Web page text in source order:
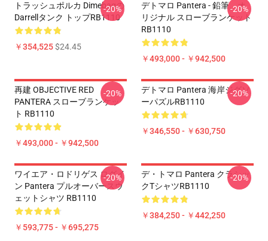
トラッシュポルカ Dimebagの
Darrellタンク トップRB1110
￥354,525$24.45
-20%
デトマロ Pantera - 鉛筆、オ
リジナル スローブランケット
RB1110
￥493,000 - ￥942,500
-20%
再建 OBJECTIVE RED
PANTERA スローブランケッ
ト RB1110
￥493,000 - ￥942,500
-20%
デトマロ Pantera 海岸ジグソ
ーパズルRB1110
￥346,550 - ￥630,750
-20%
ワイエア・ロドリゲス ログイ
ン Pantera プルオーバースウ
ェットシャツ RB1110
￥593,775 - ￥695,275
-20%
デ・トマロ Pantera クラシッ
クTシャツRB1110
￥384,250 - ￥442,250
-20%